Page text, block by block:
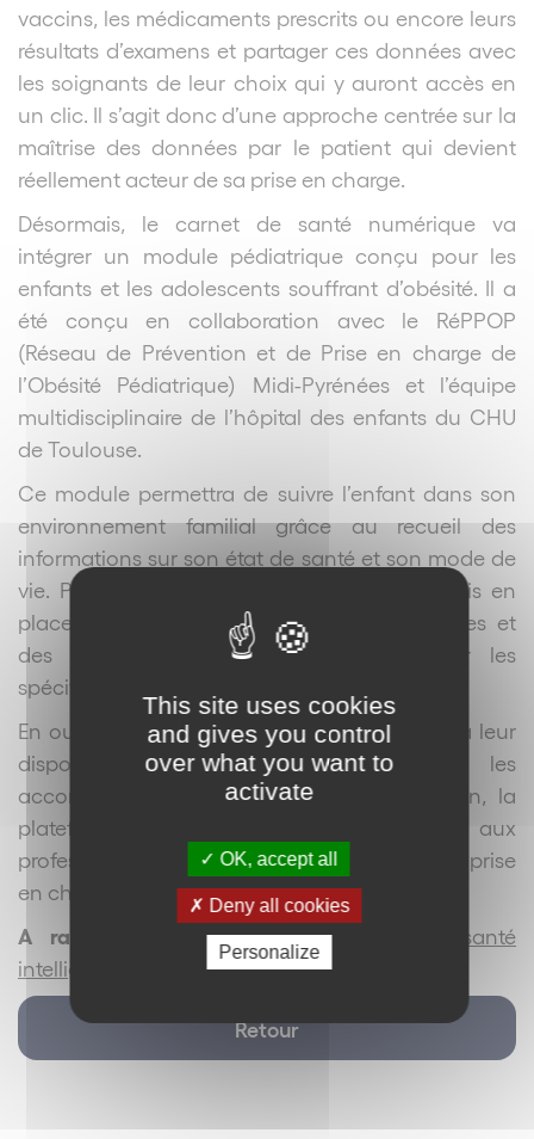
vaccins, les médicaments prescrits ou encore leurs
résultats d’examens et partager ces données avec
les soignants de leur choix qui y auront accès en
un clic. Il s’agit donc d’une approche centrée sur la
maîtrise des données par le patient qui devient
réellement acteur de sa prise en charge.
Désormais, le carnet de santé numérique va
intégrer un module pédiatrique conçu pour les
enfants et les adolescents souffrant d’obésité. Il a
été conçu en collaboration avec le RéPPOP
(Réseau de Prévention et de Prise en charge de
l’Obésité Pédiatrique) Midi-Pyrénées et l’équipe
multidisciplinaire de l’hôpital des enfants du CHU
de Toulouse.
Ce module permettra de suivre l’enfant dans son
environnement familial grâce au recueil des
informations sur son état de santé et son mode de
vie. Plusieurs dispositifs seront également mis en
place afin de s’approprier des connaissances et
des techniques pour mieux appréhender les
spécificités de l’obésité infantile.
En outre, les professionnels de santé auront à leur
disposition des outils concrets pour les
accompagner durant les consultations. Enfin, la
plateforme offre également l’opportunité aux
professionnels de santé de se former à cette prise
en charge spécifique via un e-learning.
A rapprocher :
Aviitam, un carnet de santé
intelligent dédié aux modes de vie
Retour
This site uses cookies
and gives you control
over what you want to
activate
OK, accept all
Deny all cookies
Personalize